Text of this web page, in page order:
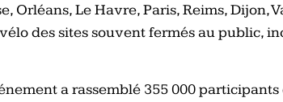
Orléans, Le Havre, Paris, Reims, Dijon,
des sites souvent fermés au public,
a rassemblé 355 000